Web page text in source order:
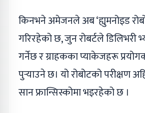
किनभने अमेजनले अब ‘ह्युमनोइड
गरिरहेको छ, जुन रोबर्टले डिलिभरी
गर्नेछ र ग्राहकका प्याकेजहरू
पुर्‍याउने छ। यो रोबोटको परीक्षण
सान फ्रान्सिस्कोमा भइरहेको छ ।